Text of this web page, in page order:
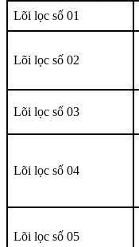
Lõi lọc số 01
Lõi lọc số 02
Lõi lọc số 03
Lõi lọc số 04
Lõi lọc số 05